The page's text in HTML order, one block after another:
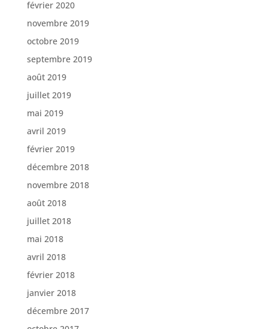
février 2020
novembre 2019
octobre 2019
septembre 2019
août 2019
juillet 2019
mai 2019
avril 2019
février 2019
décembre 2018
novembre 2018
août 2018
juillet 2018
mai 2018
avril 2018
février 2018
janvier 2018
décembre 2017